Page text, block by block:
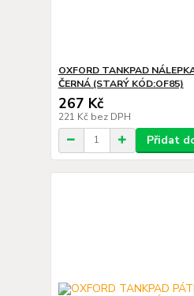
OXFORD TANKPAD
ČERNÁ (STARÝ KÓD:OF85)
267 Kč
221 Kč bez DPH
Přidat